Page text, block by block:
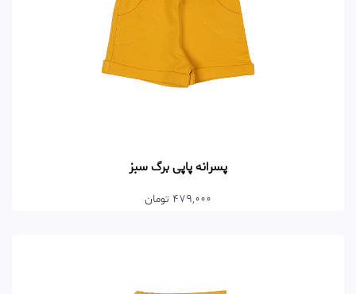
پسرانه پاپی برگ سبز
479,000 تومان